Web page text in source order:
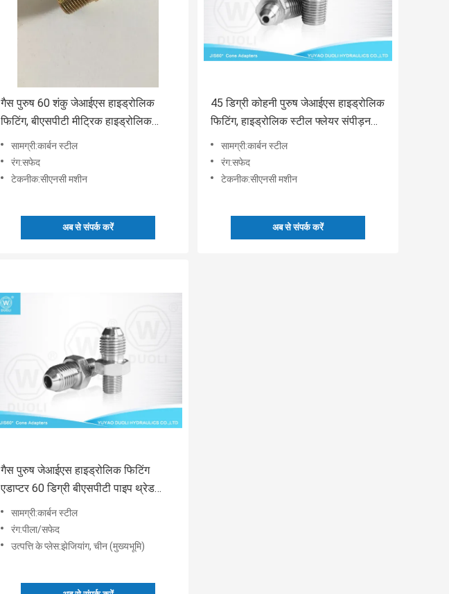
गैस पुरुष 60 शंकु जेआईएस हाइड्रोलिक
फिटिंग, बीएसपीटी मीट्रिक हाइड्रोलिक
एडेप्टर 1ST4
सामग्री:कार्बन स्टील
रंग:सफेद
टेकनीक:सीएनसी मशीन
अब से संपर्क करें
45 डिग्री कोहनी पुरुष जेआईएस हाइड्रोलिक
फिटिंग, हाइड्रोलिक स्टील फ्लेयर संपीड़न
सामग्री:कार्बन स्टील
रंग:सफेद
टेकनीक:सीएनसी मशीन
अब से संपर्क करें
गैस पुरुष जेआईएस हाइड्रोलिक फिटिंग
एडाप्टर 60 डिग्री बीएसपीटी पाइप थ्रेड
सामग्री:कार्बन स्टील
रंग:पीला/सफेद
उत्पत्ति के प्लेस:झेजियांग, चीन (मुख्यभूमि)